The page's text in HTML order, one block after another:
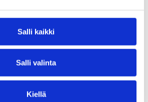
Salli kaikki
Salli valinta
Kiellä
vaikutuksia
jossa sopeutumistoimia
Anna Luomaranta.
viestitään kerronnallisilla
Niiden tavoitteena